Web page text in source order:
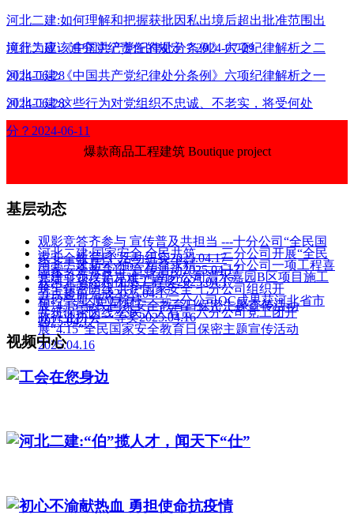
河北二建:如何理解和把握获批因私出境后超出批准范围出
境行为应该追究党纪责任的规定？2024-07-29
河北二建:《中国共产党纪律处分条例》六项纪律解析之二
2024-06-28
河北二建:《中国共产党纪律处分条例》六项纪律解析之一
2024-06-28
河北二建:这些行为对党组织不忠诚、不老实，将受何处
分？2024-06-11
爆款商品工程建筑 Boutique project
基层动态
观影竞答齐参与 宣传普及共担当 ---十分公司“全民国
家安全教育日”活动纪实2025.04.17
河北二建:国家安全 全民共筑——三分公司开展“全民
国家安全教育日”宣传活动2025.04.17
河北二建:匠心独运 精益求精——三分公司一项工程喜
获河北省结构优质工程奖2025.04.17
党建引领攻坚克难-河南分公司澧水嘉园B区项目施工
节点超前完成2025.04.17
筑牢保密防线 共护国家安全 七分公司组织开
展“4.15”全民国家安全教育日保密主题宣传活动
2025.04.17
精控毫厘 质立标杆——三分公司QC成果获河北省市
政行业协会一等奖2025.04.16
共筑保密防线 公民人人有责 六分公司党工团开
展“4.15”全民国家安全教育日保密主题宣传活动
2025.04.16
视频中心
工会在您身边
河北二建:“伯”揽人才，闻天下“仕”
初心不渝献热血 勇担使命抗疫情